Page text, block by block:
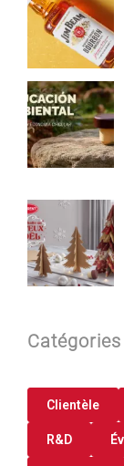
Catégories
Clientèle
R&D